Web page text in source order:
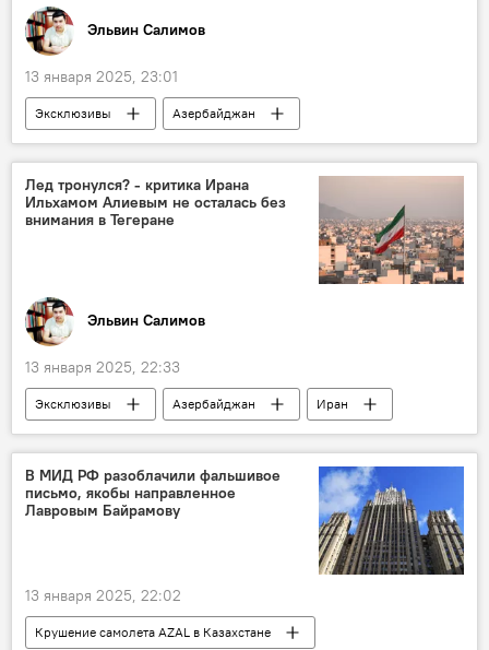
Эльвин Салимов
13 января 2025, 23:01
Эксклюзивы
Азербайджан
Армения
Южный Кавказ
мирное урегулирование
Захид Орудж
политолог
Минская группа ОБСЕ
Лед тронулся? - критика Ирана
Ильхамом Алиевым не осталась без
внимания в Тегеране
Эльвин Салимов
13 января 2025, 22:33
Эксклюзивы Азербайджан
Иран
Политика
Напряженность в отношениях
президент Ирана МасудПезешкиан
Ильхам Алиев
Политологи
В МИД РФ разоблачили фальшивое
письмо, якобы направленное
Лавровым Байрамову
13 января 2025, 22:02
Крушение самолета AZAL в Казахстане